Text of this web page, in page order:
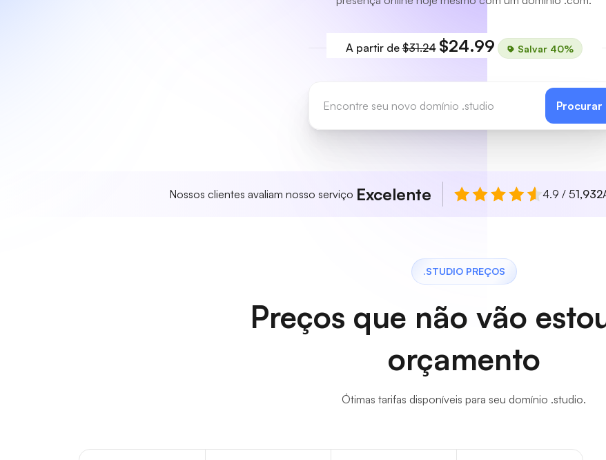
A partir de$31.24 $24.99 Salvar 40%
Procurar
Nossos clientes avaliam nosso serviço Excelente 4.9 / 51,932
.STUDIO PREÇOS
Preços que não vão
orçamento
Ótimas tarifas disponíveis para seu domínio .studio.